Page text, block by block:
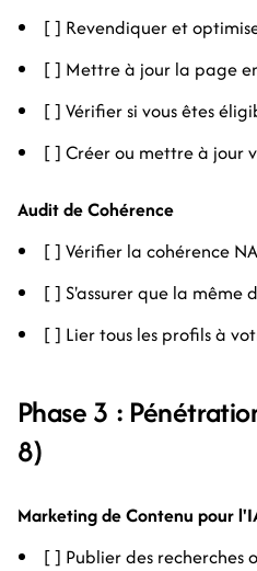
[ ] Revendiquer et
[ ] Mettre à jour la page
[ ] Vérifier si vous êtes
[ ] Créer ou mettre à jour
Audit de Cohérence
[ ] Vérifier la cohérence
[ ] S'assurer que la
[ ] Lier tous les profils à
Phase 3 :
8)
Marketing de Contenu pour
[ ] Publier des recherches